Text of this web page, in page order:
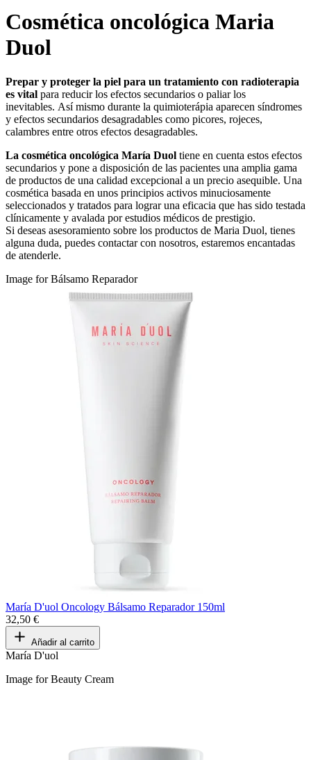
Cosmética oncológica Maria
Duol
Prepar y proteger la piel para un tratamiento con radioterapia
es vital para reducir los efectos secundarios o paliar los
inevitables. Así mismo durante la quimioterápia aparecen síndromes
y efectos secundarios desagradables como picores, rojeces,
calambres entre otros efectos desagradables.
La cosmética oncológica María Duol tiene en cuenta estos efectos
secundarios y pone a disposición de las pacientes una amplia gama
de productos de una calidad excepcional a un precio asequible. Una
cosmética basada en unos principios activos minuciosamente
seleccionados y tratados para lograr una eficacia que has sido testada
clínicamente y avalada por estudios médicos de prestigio.
Si deseas asesoramiento sobre los productos de Maria Duol, tienes
alguna duda, puedes contactar con nosotros, estaremos encantadas
de atenderle.
Image for Bálsamo Reparador
María D'uol Oncology Bálsamo Reparador 150ml
32,50 €
Añadir al carrito
María D'uol
Image for Beauty Cream